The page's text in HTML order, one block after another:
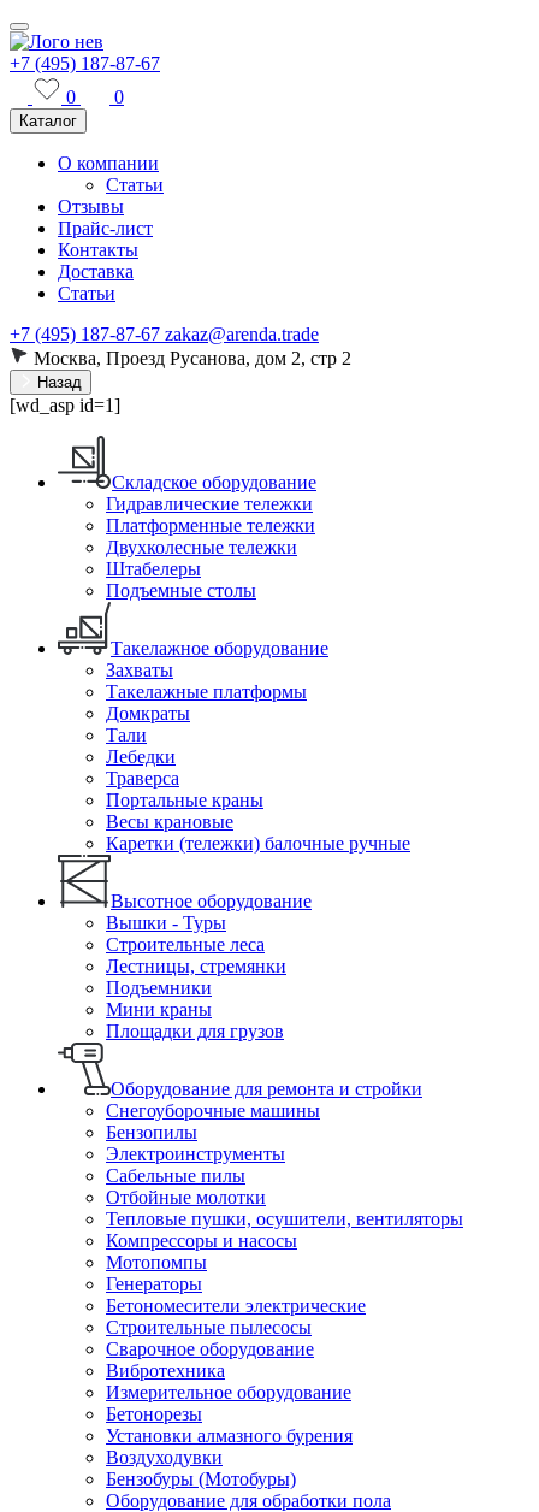
+7 (495) 187-87-67
0
0
Каталог
О компании
Статьи
Отзывы
Прайс-лист
Контакты
Доставка
Статьи
+7 (495) 187-87-67 zakaz@arenda.trade
Москва, Проезд Русанова, дом 2, стр 2
Назад
[wd_asp id=1]
Складское оборудование
Гидравлические тележки
Платформенные тележки
Двухколесные тележки
Штабелеры
Подъемные столы
Такелажное оборудование
Захваты
Такелажные платформы
Домкраты
Тали
Лебедки
Траверса
Портальные краны
Весы крановые
Каретки (тележки) балочные ручные
Высотное оборудование
Вышки - Туры
Строительные леса
Лестницы, стремянки
Подъемники
Мини краны
Площадки для грузов
Оборудование для ремонта и стройки
Снегоуборочные машины
Бензопилы
Электроинструменты
Сабельные пилы
Отбойные молотки
Тепловые пушки, осушители, вентиляторы
Компрессоры и насосы
Мотопомпы
Генераторы
Бетономесители электрические
Строительные пылесосы
Сварочное оборудование
Вибротехника
Измерительное оборудование
Бетонорезы
Установки алмазного бурения
Воздуходувки
Бензобуры (Мотобуры)
Оборудование для обработки пола